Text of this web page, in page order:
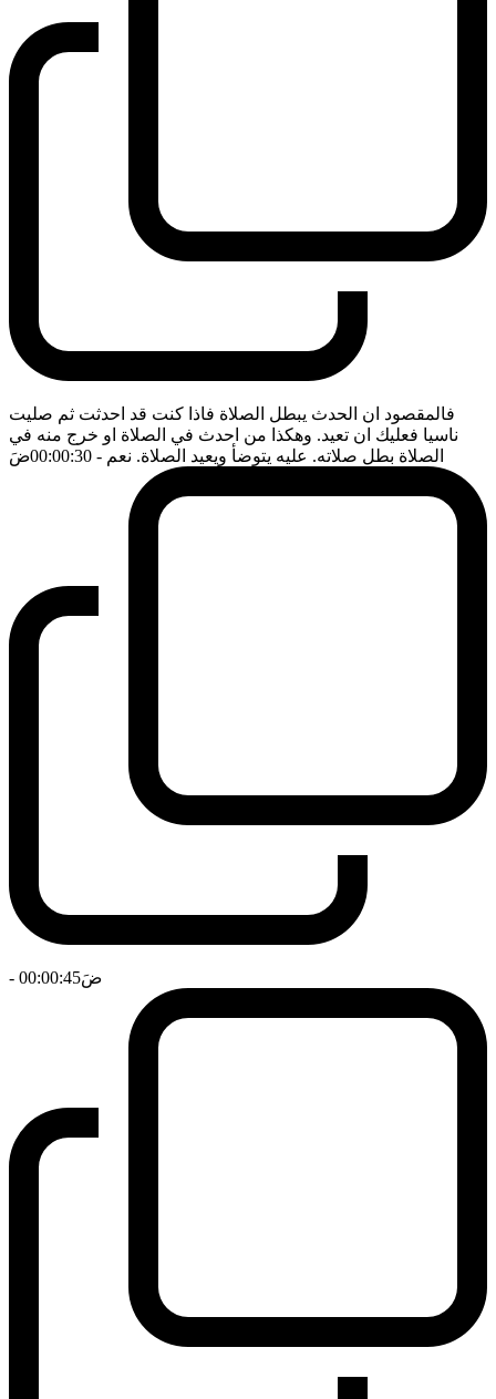
فالمقصود ان الحدث يبطل الصلاة فاذا كنت قد احدثت ثم صليت
ناسيا فعليك ان تعيد. وهكذا من احدث في الصلاة او خرج منه في
الصلاة بطل صلاته. عليه يتوضأ ويعيد الصلاة. نعم - 00:00:30 ضَ
- 00:00:45ضَ